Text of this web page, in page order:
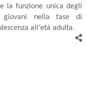
la funzione unica degli
nella fase di
all'età adulta.